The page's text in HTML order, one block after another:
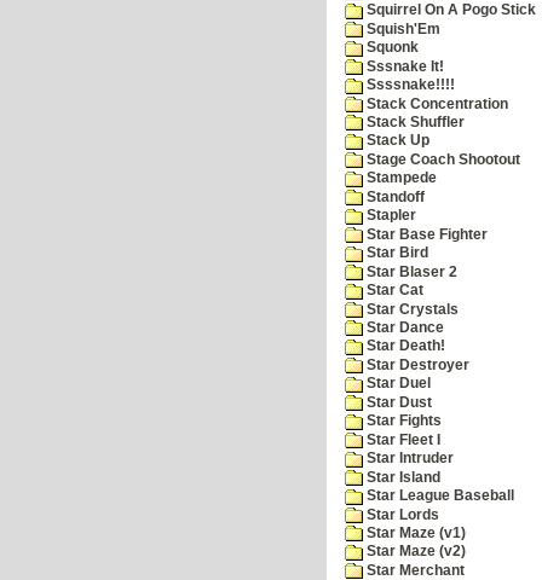
Squirrel On A Pogo Stick
Squish'Em
Squonk
Sssnake It!
Ssssnake!!!!
Stack Concentration
Stack Shuffler
Stack Up
Stage Coach Shootout
Stampede
Standoff
Stapler
Star Base Fighter
Star Bird
Star Blaser 2
Star Cat
Star Crystals
Star Dance
Star Death!
Star Destroyer
Star Duel
Star Dust
Star Fights
Star Fleet I
Star Intruder
Star Island
Star League Baseball
Star Lords
Star Maze (v1)
Star Maze (v2)
Star Merchant